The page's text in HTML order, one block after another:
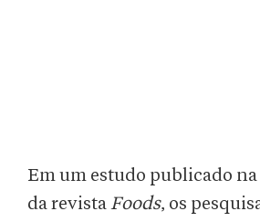
Em um estudo publicado na
da revistaFoods, os